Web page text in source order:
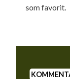
som favorit.